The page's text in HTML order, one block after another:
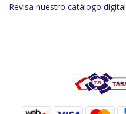
Revisa nuestro catálogo digital